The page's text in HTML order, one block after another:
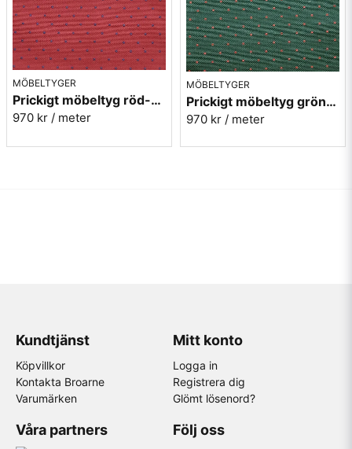
MÖBELTYGER
Prickigt möbeltyg röd-blå Micro nr.31
970 kr / meter
MÖBELTYGER
Prickigt möbeltyg grön-röd Micro nr.72
970 kr / meter
Kundtjänst
Köpvillkor
Kontakta Broarne
Varumärken
Mitt konto
Logga in
Registrera dig
Glömt lösenord?
Våra partners Följ oss